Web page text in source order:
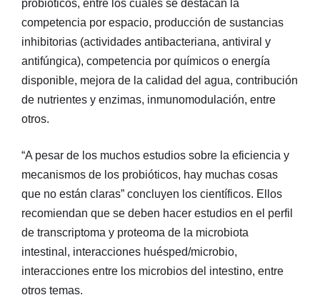
probióticos, entre los cuales se destacan la
competencia por espacio, producción de sustancias
inhibitorias (actividades antibacteriana, antiviral y
antifúngica), competencia por químicos o energía
disponible, mejora de la calidad del agua, contribución
de nutrientes y enzimas, inmunomodulación, entre
otros.
“A pesar de los muchos estudios sobre la eficiencia y
mecanismos de los probióticos, hay muchas cosas
que no están claras” concluyen los científicos. Ellos
recomiendan que se deben hacer estudios en el perfil
de transcriptoma y proteoma de la microbiota
intestinal, interacciones huésped/microbio,
interacciones entre los microbios del intestino, entre
otros temas.